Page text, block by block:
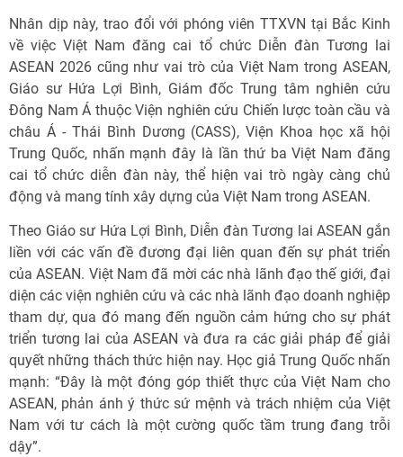
Nhân dịp này, trao đổi với phóng viên TTXVN tại Bắc Kinh
về việc Việt Nam đăng cai tổ chức Diễn đàn Tương lai
ASEAN 2026 cũng như vai trò của Việt Nam trong ASEAN,
Giáo sư Hứa Lợi Bình, Giám đốc Trung tâm nghiên cứu
Đông Nam Á thuộc Viện nghiên cứu Chiến lược toàn cầu và
châu Á - Thái Bình Dương (CASS), Viện Khoa học xã hội
Trung Quốc, nhấn mạnh đây là lần thứ ba Việt Nam đăng
cai tổ chức diễn đàn này, thể hiện vai trò ngày càng chủ
động và mang tính xây dựng của Việt Nam trong ASEAN.
Theo Giáo sư Hứa Lợi Bình, Diễn đàn Tương lai ASEAN gắn
liền với các vấn đề đương đại liên quan đến sự phát triển
của ASEAN. Việt Nam đã mời các nhà lãnh đạo thế giới, đại
diện các viện nghiên cứu và các nhà lãnh đạo doanh nghiệp
tham dự, qua đó mang đến nguồn cảm hứng cho sự phát
triển tương lai của ASEAN và đưa ra các giải pháp để giải
quyết những thách thức hiện nay. Học giả Trung Quốc nhấn
mạnh: “Đây là một đóng góp thiết thực của Việt Nam cho
ASEAN, phản ánh ý thức sứ mệnh và trách nhiệm của Việt
Nam với tư cách là một cường quốc tầm trung đang trỗi
dậy”.